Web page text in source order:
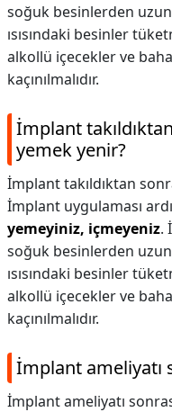
soğuk besinlerden
ısısındaki besinler
alkollü içecekler ve
kaçınılmalıdır.
İmplant
yemek yenir?
İmplant takıldıktan
İmplant uygulaması
yemeyiniz, içmeyeniz.
soğuk besinlerden
ısısındaki besinler
alkollü içecekler ve
kaçınılmalıdır.
İmplant ameliyatı
İmplant ameliyatı